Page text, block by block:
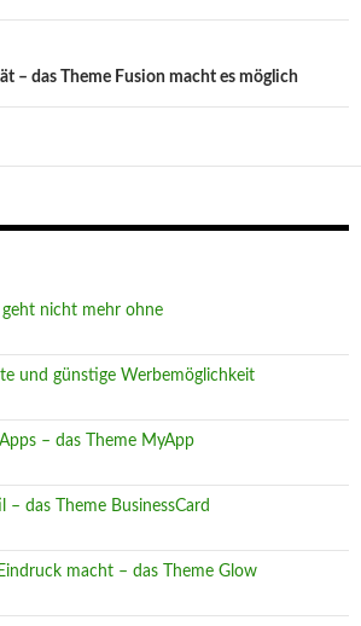
– das Theme Fusion macht es möglich
nicht mehr ohne
und günstige Werbemöglichkeit
– das Theme MyApp
das Theme BusinessCard
macht – das Theme Glow